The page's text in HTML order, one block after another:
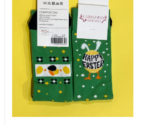
SE MERE